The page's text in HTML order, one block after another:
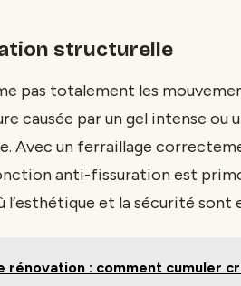
structurelle
pas totalement les
causée par un gel intense
Avec un ferraillage
anti-fissuration est
l’esthétique et la sécurité sont
rénovation : comment cumuler